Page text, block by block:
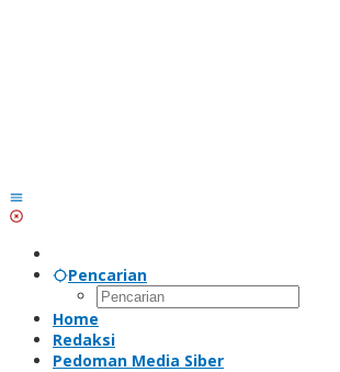
Pencarian
Home
Redaksi
Pedoman Media Siber